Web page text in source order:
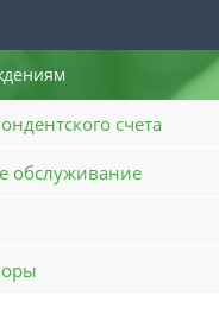
счета
обслуживание